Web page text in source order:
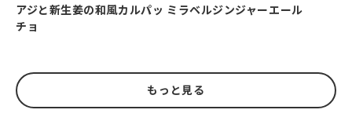
アジと新生姜の和風カルパッ
チョ
ミラベルジンジャーエール
もっと見る